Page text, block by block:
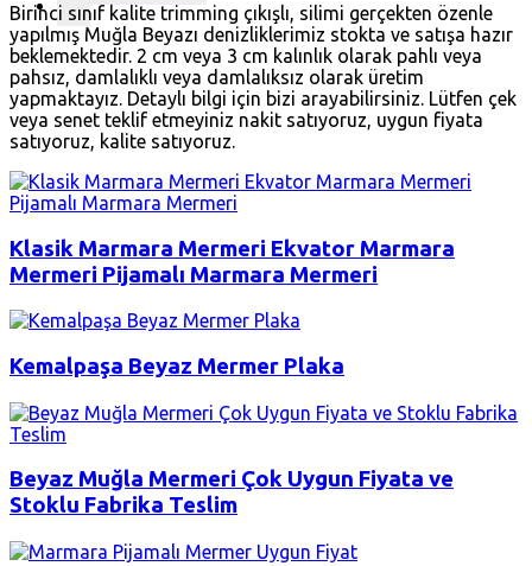
Birinci sınıf kalite trimming çıkışlı, silimi gerçekten özenle
yapılmış Muğla Beyazı denizliklerimiz stokta ve satışa hazır
beklemektedir. 2 cm veya 3 cm kalınlık olarak pahlı veya
pahsız, damlalıklı veya damlalıksız olarak üretim
yapmaktayız. Detaylı bilgi için bizi arayabilirsiniz. Lütfen çek
veya senet teklif etmeyiniz nakit satıyoruz, uygun fiyata
satıyoruz, kalite satıyoruz.
Klasik Marmara Mermeri Ekvator Marmara
Mermeri Pijamalı Marmara Mermeri
Kemalpaşa Beyaz Mermer Plaka
Beyaz Muğla Mermeri Çok Uygun Fiyata ve
Stoklu Fabrika Teslim